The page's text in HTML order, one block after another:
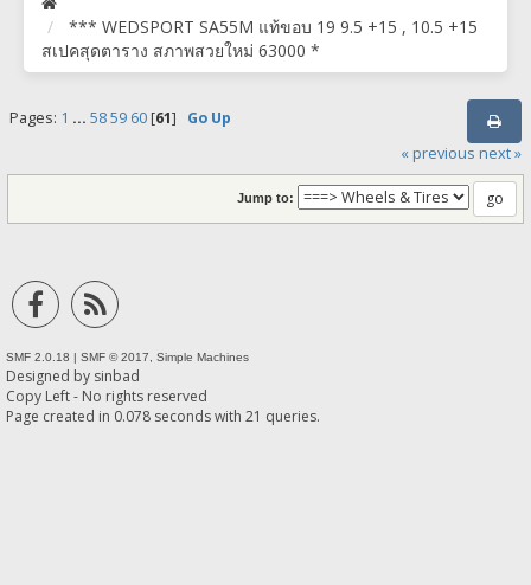
*** WEDSPORT SA55M แท้ขอบ 19 9.5 +15 , 10.5 +15
สเปคสุดตาราง สภาพสวยใหม่ 63000 *
Pages: 1 ... 58 59 60[61] Go Up
« previous next »
Jump to:
SMF 2.0.18 | SMF © 2017 Simple Machines
Designed by sinbad
Copy Left - No rights reserved
Page created in 0.078 seconds with 21 queries.